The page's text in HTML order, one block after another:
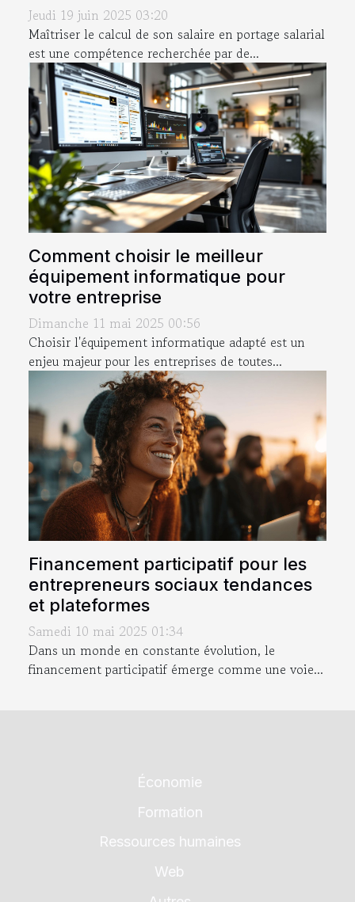
Jeudi 19 juin 2025 03:20
Maîtriser le calcul de son salaire en portage salarial
est une compétence recherchée par de...
Comment choisir le meilleur
équipement informatique pour
votre entreprise
Dimanche 11 mai 2025 00:56
Choisir l'équipement informatique adapté est un
enjeu majeur pour les entreprises de toutes...
Financement participatif pour les
entrepreneurs sociaux tendances
et plateformes
Samedi 10 mai 2025 01:34
Dans un monde en constante évolution, le
financement participatif émerge comme une voie...
Économie
Formation
Ressources humaines
Web